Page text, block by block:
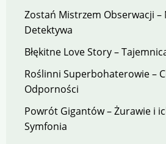
Zostań Mistrzem Obserwacji –
Detektywa
Błękitne Love Story –
Roślinni Superbohaterowie –
Odporności
Powrót Gigantów – Żurawie i
Symfonia